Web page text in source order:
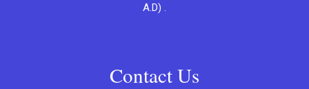
A.D) .
Contact Us